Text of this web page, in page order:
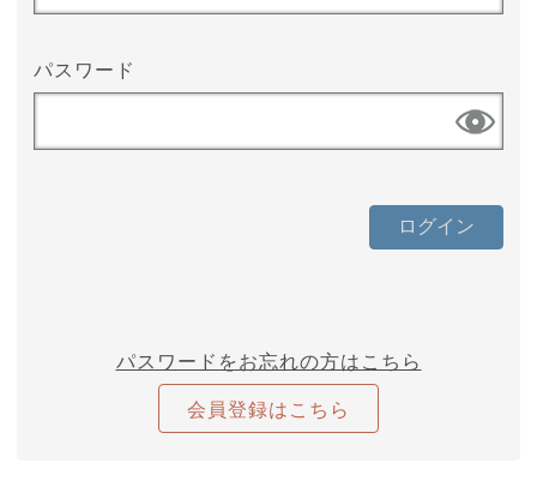
パスワード
パスワードをお忘れの方はこちら
会員登録はこちら